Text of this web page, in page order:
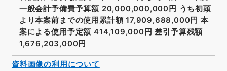
一般会計予備費予算額 20,000,000,000円 うち初頭
より本案前までの使用累計額 17,909,688,000円 本
案による使用予定額 414,109,000円 差引予算残額
1,676,203,000円
資料画像の利用について